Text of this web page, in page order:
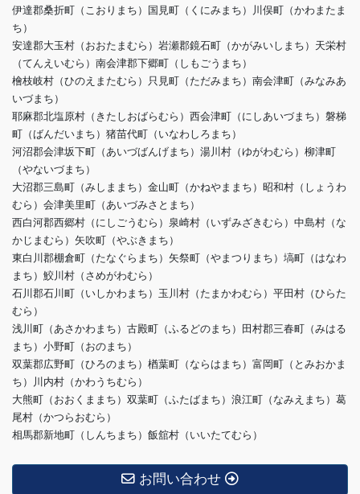
伊達郡桑折町（こおりまち）国見町（くにみまち）川俣町（かわまたま
ち）
安達郡大玉村（おおたまむら）岩瀬郡鏡石町（かがみいしまち）天栄村
（てんえいむら）南会津郡下郷町（しもごうまち）
檜枝岐村（ひのえまたむら）只見町（ただみまち）南会津町（みなみあ
いづまち）
耶麻郡北塩原村（きたしおばらむら）西会津町（にしあいづまち）磐梯
町（ばんだいまち）猪苗代町（いなわしろまち）
河沼郡会津坂下町（あいづばんげまち）湯川村（ゆがわむら）柳津町
（やないづまち）
大沼郡三島町（みしままち）金山町（かねやままち）昭和村（しょうわ
むら）会津美里町（あいづみさとまち）
西白河郡西郷村（にしごうむら）泉崎村（いずみざきむら）中島村（な
かじまむら）矢吹町（やぶきまち）
東白川郡棚倉町（たなぐらまち）矢祭町（やまつりまち）塙町（はなわ
まち）鮫川村（さめがわむら）
石川郡石川町（いしかわまち）玉川村（たまかわむら）平田村（ひらた
むら）
浅川町（あさかわまち）古殿町（ふるどのまち）田村郡三春町（みはる
まち）小野町（おのまち）
双葉郡広野町（ひろのまち）楢葉町（ならはまち）富岡町（とみおかま
ち）川内村（かわうちむら）
大熊町（おおくままち）双葉町（ふたばまち）浪江町（なみえまち）葛
尾村（かつらおむら）
相馬郡新地町（しんちまち）飯舘村（いいたてむら）
お問い合わせ